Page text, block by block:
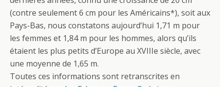
(contre seulement 6 cm pour les Américains*), soit aux
Pays-Bas, nous constatons aujourd’hui 1,71 m pour
les femmes et 1,84 m pour les hommes, alors qu’ils
étaient les plus petits d’Europe au XVIIIe siècle, avec
une moyenne de 1,65 m.
Toutes ces informations sont retranscrites en